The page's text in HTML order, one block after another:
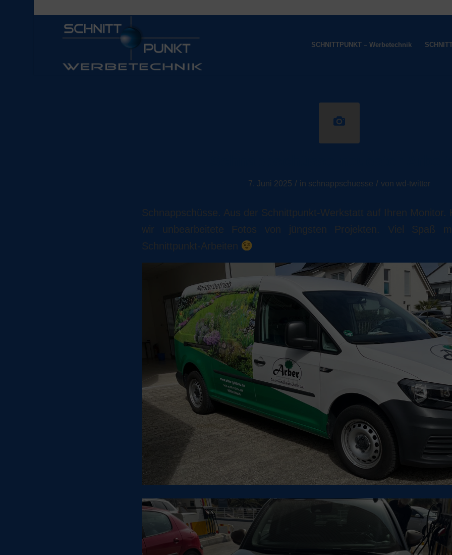
SCHNITTPUNKT – Werbetechnik
7. Juni 2025 / in schnappschuesse / von wd-twitter
Schnappschüsse. Aus der Schnittpunkt-Werkstatt auf Ihren Monitor.
wir unbearbeitete Fotos von jüngsten Projekten. Viel Spaß
Schnittpunkt-Arbeiten